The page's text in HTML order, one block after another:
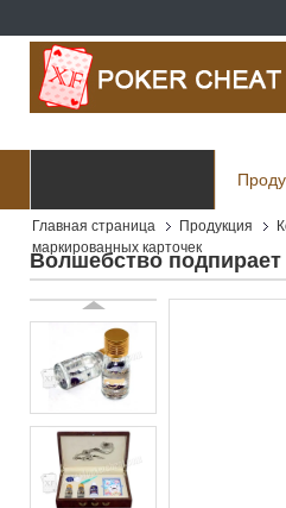
Отправить запрос
Главная страница Продукция
маркированных карточек
Волшебство